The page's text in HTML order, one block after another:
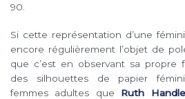
90.
Si cette représentation d’une
encore régulièrement l’objet de
que c’est en observant sa propre
des silhouettes de papier
femmes adultes que Ruth